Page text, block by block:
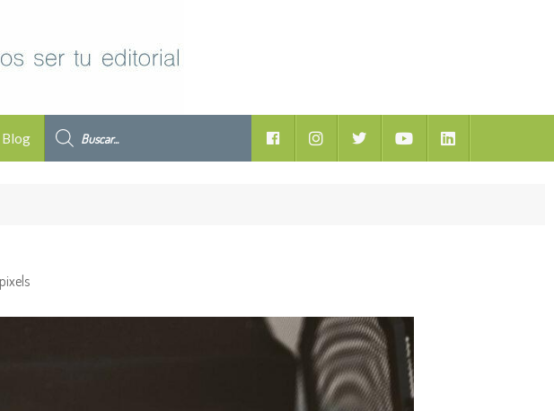
Blog
Facebook YoutubeLinkedIn
pixels